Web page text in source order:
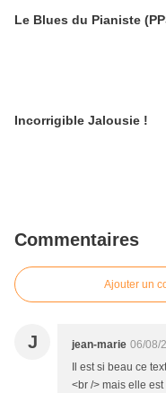
Le Blues du Pianiste
Incorrigible Jalousie !
Commentaires
Ajouter un
J jean-marie 06/08/
Il est si beau ce
<br /> mais elle